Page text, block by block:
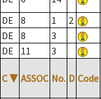
DE
8 1 2
DE
8 3
DE
11 3
C ▼ ASSOC No. D Code